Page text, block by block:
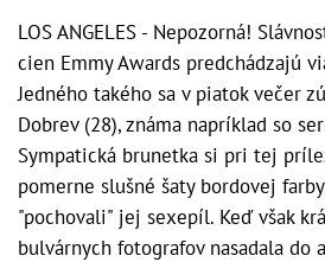
LOS ANGELES - Nepozorná!
cien Emmy Awards predchádzajú
Jedného takého sa v piatok večer
Dobrev (28), známa napríklad so
Sympatická brunetka si pri tej
pomerne slušné šaty bordovej
"pochovali" jej sexepíl. Keď však
bulvárnych fotografov nasadala do